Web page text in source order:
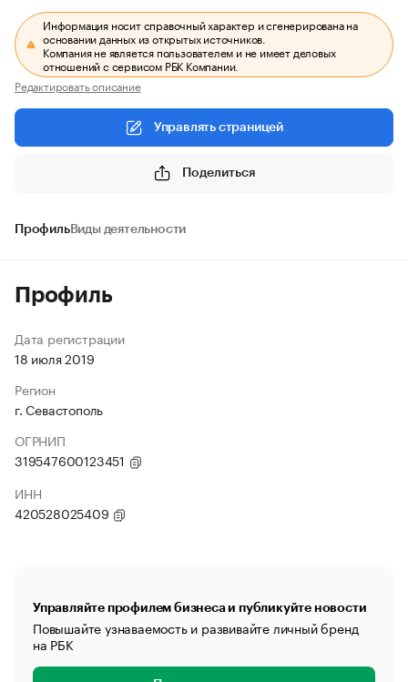
Информация носит справочный характер и сгенерирована на
основании данных из открытых источников.
Компания не является пользователем и не имеет деловых
отношений с сервисом РБК Компании.
Редактировать описание
Управлять страницей
Поделиться
ПрофильВиды деятельности
Профиль
Дата регистрации
18 июля 2019
Регион
г. Севастополь
ОГРНИП
319547600123451
ИНН
420528025409
Управляйте профилем бизнеса и публикуйте новости
Повышайте узнаваемость и развивайте личный бренд
на РБК